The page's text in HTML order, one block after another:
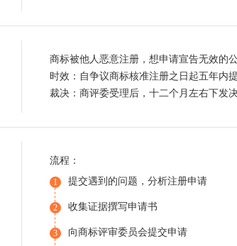
商标被他人恶意注册，想申请宣告无效的
时效：自争议商标核准注册之日起五年内
裁决：商评委受理后，十二个月左右下发
流程：
1 提交遇到的问题，分析注册申请
2 收集证据撰写申请书
3 向商标评审委员会提交申请